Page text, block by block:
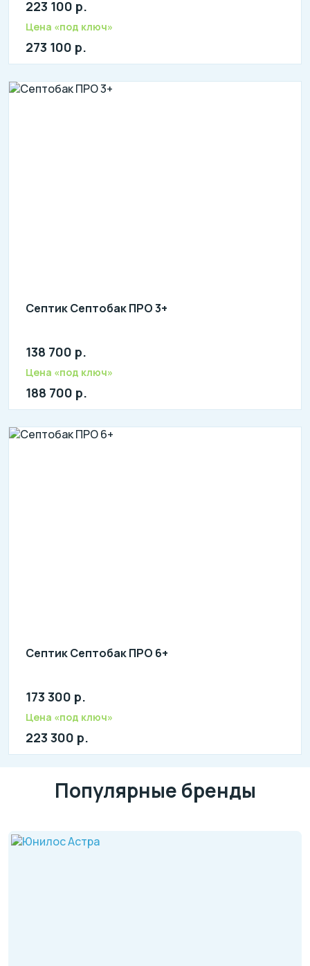
Количество человек: 8-10
литров в сутки: 2070
223 100 р.
Цена «под ключ»
273 100 р.
Септик Септобак ПРО 3+
Количество человек: 1-3
литров в сутки: 760
138 700 р.
Цена «под ключ»
188 700 р.
Септик Септобак ПРО 6+
Количество человек: 3-6
литров в сутки: 1350
173 300 р.
Цена «под ключ»
223 300 р.
Популярные бренды